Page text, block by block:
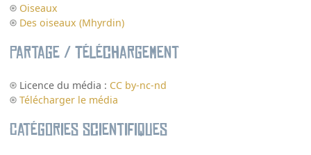
Oiseaux
Des oiseaux (Mhyrdin)
Partage / Téléchargement
Licence du média : CC by-nc-nd
Télécharger le média
Catégories scientifiques